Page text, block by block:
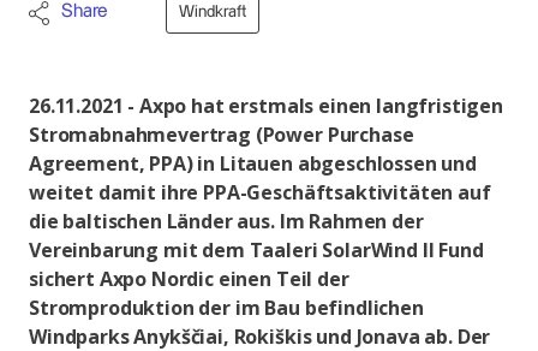
Share Windkraft
26.11.2021 - Axpo hat erstmals einen langfristigen
Stromabnahmevertrag (Power Purchase
Agreement, PPA) in Litauen abgeschlossen und
weitet damit ihre PPA-Geschäftsaktivitäten auf
die baltischen Länder aus. Im Rahmen der
Vereinbarung mit dem Taaleri SolarWind II Fund
sichert Axpo Nordic einen Teil der
Stromproduktion der im Bau befindlichen
Windparks Anykščiai, Rokiškis und Jonava ab. Der